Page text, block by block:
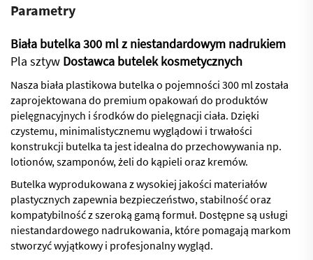
Parametry
Biała butelka 300 ml z niestandardowym nadrukiem
Pla sztyw Dostawca butelek kosmetycznych
Nasza biała plastikowa butelka o pojemności 300 ml została
zaprojektowana do premium opakowań do produktów
pielęgnacyjnych i środków do pielęgnacji ciała. Dzięki
czystemu, minimalistycznemu wyglądowi i trwałości
konstrukcji butelka ta jest idealna do przechowywania np.
lotionów, szamponów, żeli do kąpieli oraz kremów.
Butelka wyprodukowana z wysokiej jakości materiałów
plastycznych zapewnia bezpieczeństwo, stabilność oraz
kompatybilność z szeroką gamą formuł. Dostępne są usługi
niestandardowego nadrukowania, które pomagają markom
stworzyć wyjątkowy i profesjonalny wygląd.